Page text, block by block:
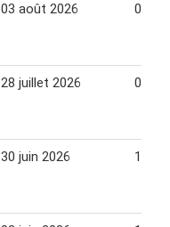
03 août 2026 08
28 juillet 2026 08
30 juin 2026 11